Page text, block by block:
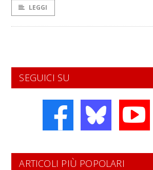
LEGGI
SEGUICI SU
ARTICOLI PIÙ POPOLARI